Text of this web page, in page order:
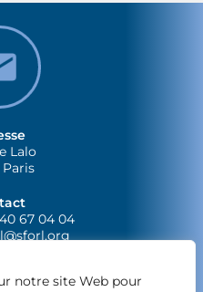
notre site Web pour
Lalo
Paris
67 04 04